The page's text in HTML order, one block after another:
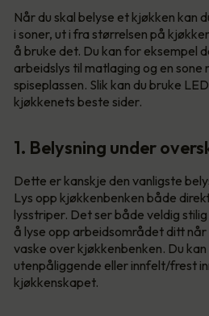
Når du skal belyse et kjøkken kan
i soner, ut i fra størrelsen på
å bruke det. Du kan for eksempel
arbeidslys til matlaging og en sone
spiseplassen. Slik kan du bruke
kjøkkenets beste sider.
1. Belysning under
Dette er kanskje den vanligste
Lys opp kjøkkenbenken både
lysstriper. Det ser både veldig
å lyse opp arbeidsområdet ditt
vaske over kjøkkenbenken. Du
utenpåliggende eller innfelt/frest
kjøkkenskapet.